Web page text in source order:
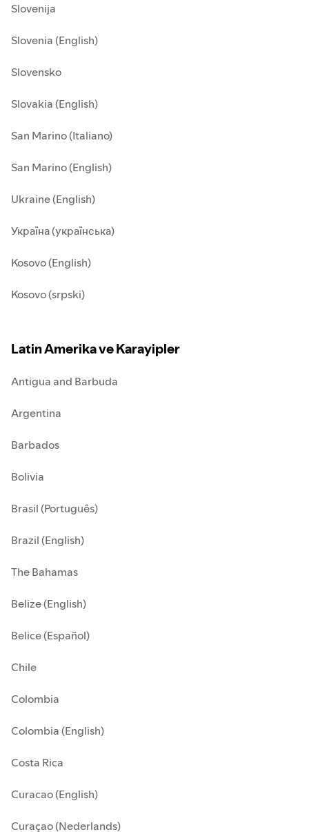
Slovenija
Slovenia (English)
Slovensko
Slovakia (English)
San Marino (Italiano)
San Marino (English)
Ukraine (English)
Україна (українська)
Kosovo (English)
Kosovo (srpski)
Latin Amerika ve Karayipler
Antigua and Barbuda
Argentina
Barbados
Bolivia
Brasil (Português)
Brazil (English)
The Bahamas
Belize (English)
Belice (Español)
Chile
Colombia
Colombia (English)
Costa Rica
Curacao (English)
Curaçao (Nederlands)